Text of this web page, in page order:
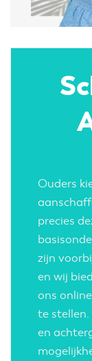
Ouders
precies
zijn
en wij
ons
te stellen.
en